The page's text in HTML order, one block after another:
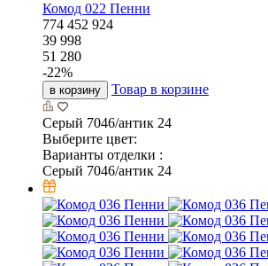
Комод 022 Пенни
774 452 924
39 998
51 280
-22%
в корзину Товар в корзине
Серый 7046/антик 24
Выберите цвет:
Варианты отделки :
Серый 7046/антик 24